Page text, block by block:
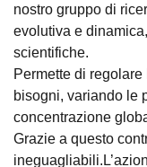
nostro gruppo di
evolutiva e
scientifiche.
Permette di
bisogni, variando le
concentrazione
Grazie a questo